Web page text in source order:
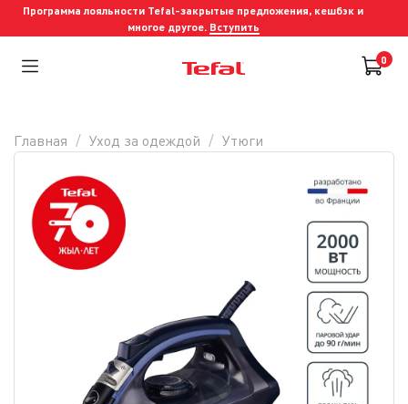
Программа лояльности Tefal-закрытые предложения, кешбэк и
многое другое. Вступить
0
Главная Уход за одеждой Утюги